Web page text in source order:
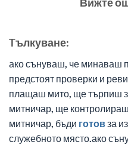
Tълкуване:
ако сънуваш, че минаваш
предстоят проверки и
плащаш мито, ще търпиш
митничар, ще
митничар, бъди готовза
служебното място.ако